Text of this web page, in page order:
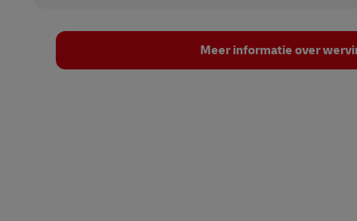
Meer informatie over